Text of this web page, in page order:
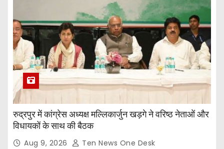
रुद्रपुर में कांग्रेस अध्यक्ष मल्लिकार्जुन खड़गे ने वरिष्ठ नेताओं और
विधायकों के साथ की बैठक
Aug 9, 2026 Ten News One Desk